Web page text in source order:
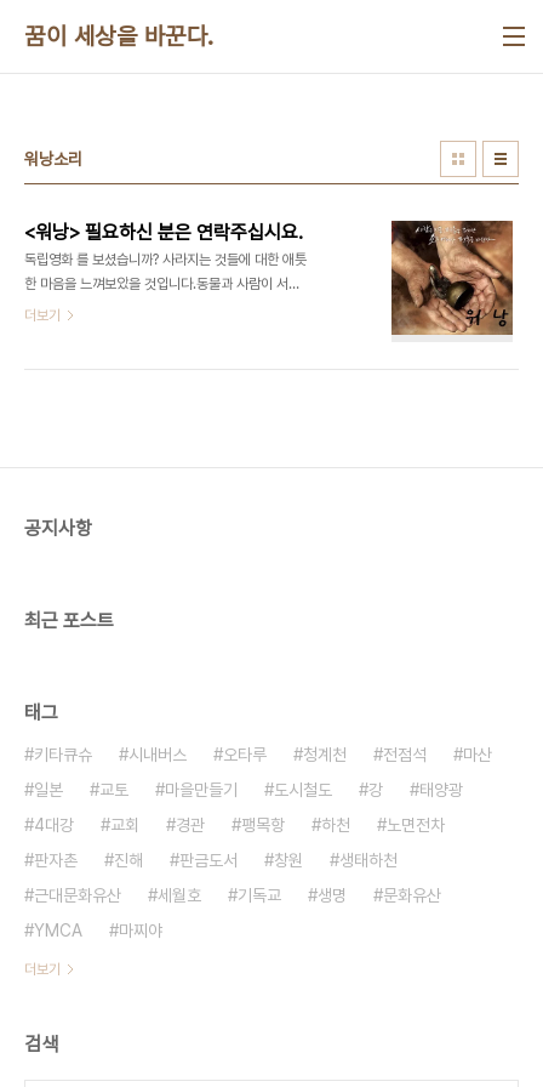
꿈이 세상을 바꾼다.
워낭소리
<워낭> 필요하신 분은 연락주십시요.
독립영화 를 보셨습니까? 사라지는 것들에 대한 애틋
한 마음을 느껴보았을 것입니다.동물과 사람이 서로
대화하면서 함께 살아가는 모습은 정말 감동적이었
씩 눈길을 보내자는 것입니다. 갯수는 한개만 가능하
더보기
공지사항
최근 포스트
태그
키타큐슈 시내버스 오타루 청계천 전점석
마산
일본
교토 마을만들기 도시철도 강
태양광
4대강
교회 경관 팽목항 하천
노면전차
판자촌
진해 판금도서 창원
생태하천
근대문화유산
세월호 기독교 생명
문화유산
YMCA
마찌야
더보기
검색